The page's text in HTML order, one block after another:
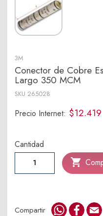
3M
Conector de Cobre
Largo 350 MCM
SKU 265028
Precio Internet: $12.419
Cantidad

Compartir WhatsApp